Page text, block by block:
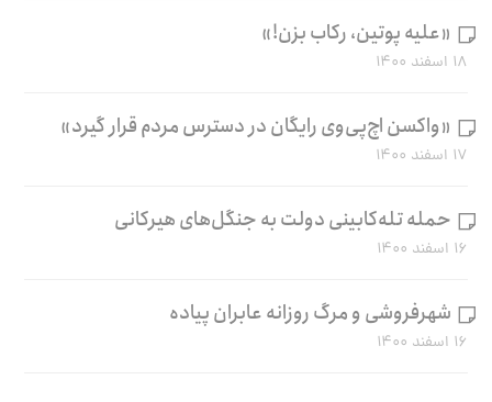
«علیه پوتین، رکاب بزن!»
۱۸ اسفند ۱۴۰۰
«واکسن اچ‌پی‌وی رایگان در دسترس مردم قرار گیرد»
۱۷ اسفند ۱۴۰۰
حمله تله‌کابینی دولت به جنگل‌های هیرکانی
۱۶ اسفند ۱۴۰۰
شهرفروشی و مرگ روزانه عابران پیاده
۱۶ اسفند ۱۴۰۰